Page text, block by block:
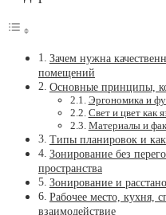
Зачем нужна
помещений
Основные принципы,
Эргономика и
Свет и цвет как
Материалы и
Типы планировок и
Зонирование без
пространства
Зонирование и
Рабочее место, кухня,
взаимодействие